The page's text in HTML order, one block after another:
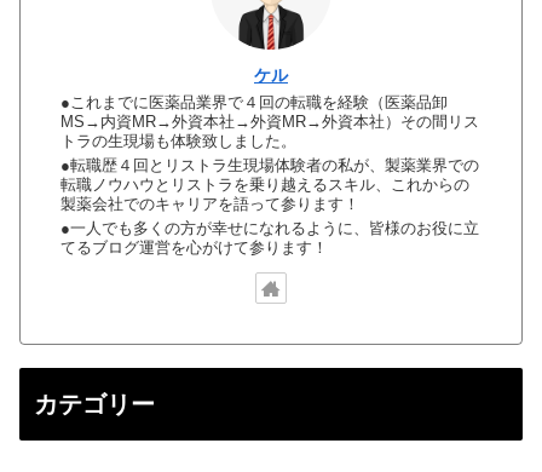
ケル
●これまでに医薬品業界で４回の転職を経験（医薬品卸
MS→内資MR→外資本社→外資MR→外資本社）その間リス
トラの生現場も体験致しました。
●転職歴４回とリストラ生現場体験者の私が、製薬業界での
転職ノウハウとリストラを乗り越えるスキル、これからの
製薬会社でのキャリアを語って参ります！
●一人でも多くの方が幸せになれるように、皆様のお役に立
てるブログ運営を心がけて参ります！
カテゴリー